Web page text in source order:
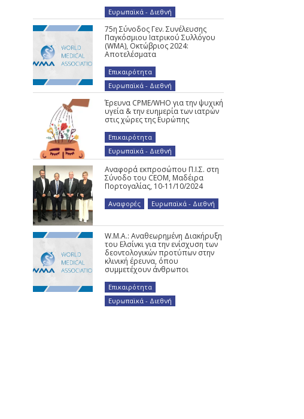
Ευρωπαϊκά - Διεθνή
75η Σύνοδος Γεν. Συνέλευσης
Παγκόσμιου Ιατρικού Συλλόγου
(WMA), Οκτώβριος 2024:
Αποτελέσματα
Επικαιρότητα
Ευρωπαϊκά - Διεθνή
Έρευνα CPME/WHO για την ψυχική
υγεία & την ευημερία των ιατρών
στις χώρες της Ευρώπης
Επικαιρότητα
Ευρωπαϊκά - Διεθνή
Αναφορά εκπροσώπου Π.Ι.Σ. στη
Σύνοδο του CEOM, Μαδέιρα
Πορτογαλίας, 10-11/10/2024
Αναφορές Ευρωπαϊκά - Διεθνή
W.M.A.: Αναθεωρημένη Διακήρυξη
του Ελσίνκι για την ενίσχυση των
δεοντολογικών προτύπων στην
κλινική έρευνα, όπου
συμμετέχουν άνθρωποι
Επικαιρότητα
Ευρωπαϊκά - Διεθνή